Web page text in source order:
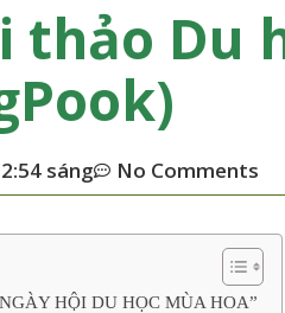
Du
2:54 sáng No Comments
HỘI DU HỌC MÙA HOA”